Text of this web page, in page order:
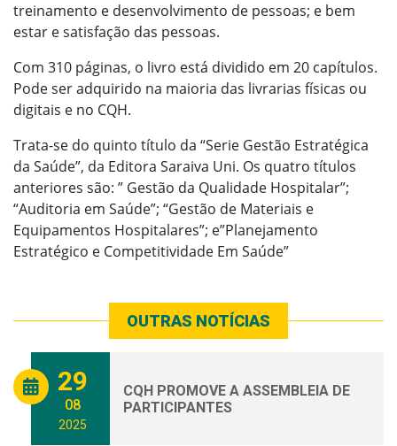
treinamento e desenvolvimento de pessoas; e bem
estar e satisfação das pessoas.
Com 310 páginas, o livro está dividido em 20 capítulos.
Pode ser adquirido na maioria das livrarias físicas ou
digitais e no CQH.
Trata-se do quinto título da “Serie Gestão Estratégica
da Saúde”, da Editora Saraiva Uni. Os quatro títulos
anteriores são: ” Gestão da Qualidade Hospitalar”;
“Auditoria em Saúde”; “Gestão de Materiais e
Equipamentos Hospitalares”; e”Planejamento
Estratégico e Competitividade Em Saúde”
OUTRAS NOTÍCIAS
29
08
2025
CQH PROMOVE A ASSEMBLEIA DE
PARTICIPANTES